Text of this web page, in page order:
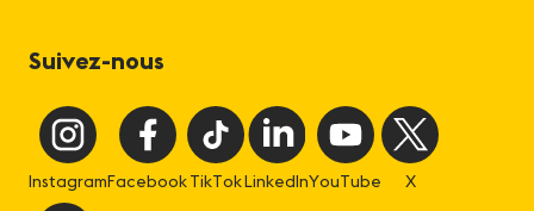
Suivez-nous
InstagramFacebookTikTokLinkedInYouTube X